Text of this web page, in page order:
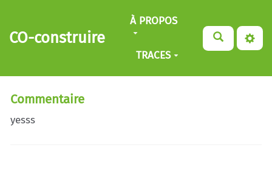
Aller au contenu principal
CO-construire
À PROPOS
TRACES
Commentaire
yesss